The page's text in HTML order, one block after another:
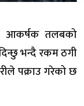
आकर्षक तलबको
भन्दै रकम ठगी
पक्राउ गरेको छ